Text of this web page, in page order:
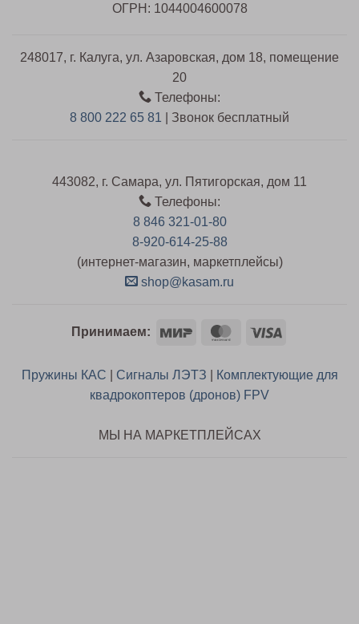
ОГРН: 1044004600078
248017, г. Калуга, ул. Азаровская, дом 18, помещение
20
Телефоны:
8 800 222 65 81 | Звонок бесплатный
443082, г. Самара, ул. Пятигорская, дом 11
Телефоны:
8 846 321-01-80
8-920-614-25-88
(интернет-магазин, маркетплейсы)
shop@kasam.ru
Принимаем: Mir MasterCard
Visa
Пружины КАС Сигналы ЛЭТЗ
Комплектующие для
квадрокоптеров (дронов) FPV
МЫ НА МАРКЕТПЛЕЙСАХ